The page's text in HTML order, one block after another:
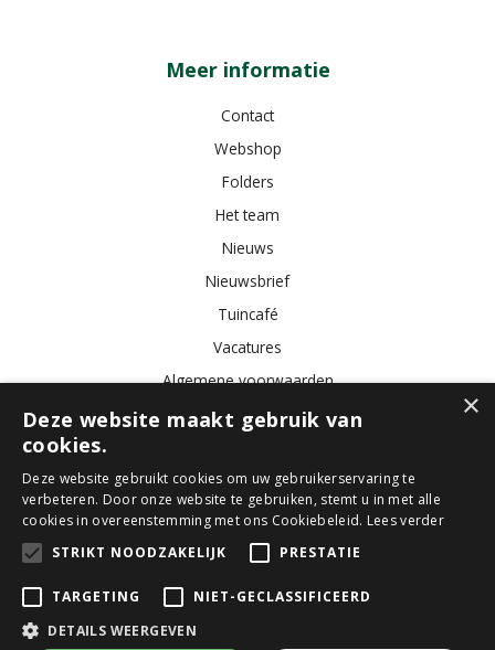
Meer informatie
Contact
Webshop
Folders
Het team
Nieuws
Nieuwsbrief
Tuincafé
Vacatures
Algemene voorwaarden
Tuincentrum
© GroenRijk Den Bosch
Tuincentrum Overzicht
×
Deze website maakt gebruik van
cookies.
Deze website gebruikt cookies om uw gebruikerservaring te
verbeteren. Door onze website te gebruiken, stemt u in met alle
cookies in overeenstemming met ons Cookiebeleid. Lees verder
STRIKT NOODZAKELIJK
PRESTATIE
TARGETING
NIET-GECLASSIFICEERD
DETAILS WEERGEVEN